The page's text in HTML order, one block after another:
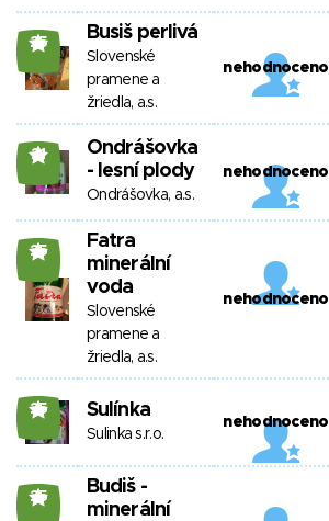
25 Busiš perlivá
Slovenské
pramene a
žriedla, a.s.
nehodnoceno
21
Ondrášovka
- lesní plody
Ondrášovka, a.s.
nehodnoceno
25
Fatra
minerální
voda
Slovenské
pramene a
žriedla, a.s.
nehodnoceno
25 Sulínka
Sulinka s.r.o.
nehodnoceno
25
Budiš -
minerální